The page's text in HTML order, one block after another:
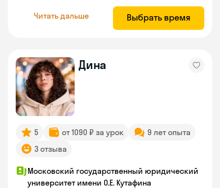
Читать дальше Выбрать время
Дина
5 от 1090 ₽ за урок
9 лет опыта
3 отзыва
Московский государственный юридический
университет имени О.Е. Кутафина